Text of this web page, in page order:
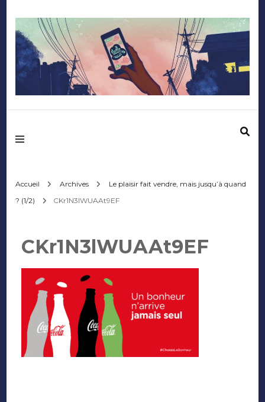
Mediafactory – Le
d'Audencia
SciencesCom
Accueil Archives
Le plaisir fait vendre, mais jusqu’à quand
? (1/2)
CKr1N3lWUAAt9EF
CKr1N3lWUAAt9EF